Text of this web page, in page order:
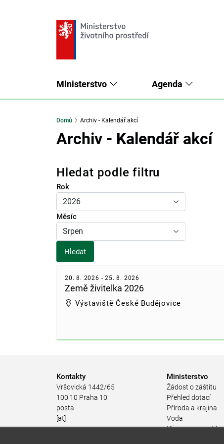
Ministerstvo Agenda
Domů Archiv - Kalendář akcí
Archiv - Kalendář akcí
Hledat podle filtru
Rok
Měsíc
Hledat
Země živitelka 2026
Výstaviště České Budějovice
20. 8. 2026 -25. 8. 2026
Kontakty
Vršovická 1442/65
100 10 Praha 10
posta
[at]
mzp.gov.cz
Ministerstvo
Žádost o záštitu
Přehled dotací
Příroda a krajina
Voda
Klima a energetika